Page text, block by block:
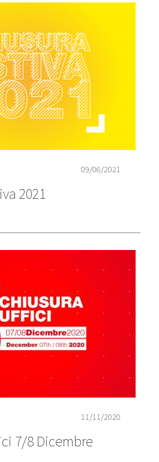
09/06/2021
2021
11/11/2020
7/8 Dicembre